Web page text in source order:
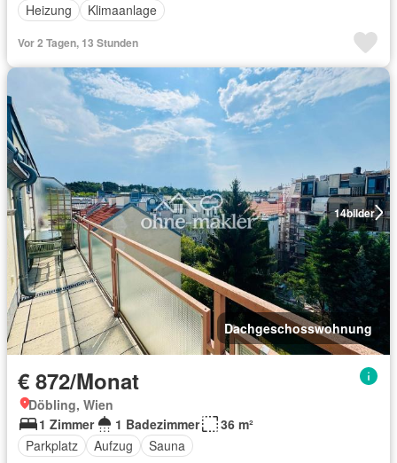
Heizung
Klimaanlage
Vor 2 Tagen, 13 Stunden
14bilder
Dachgeschosswohnung
€ 872/Monat
Döbling, Wien
1 Zimmer
1 Badezimmer
36 m²
Parkplatz
Aufzug Sauna